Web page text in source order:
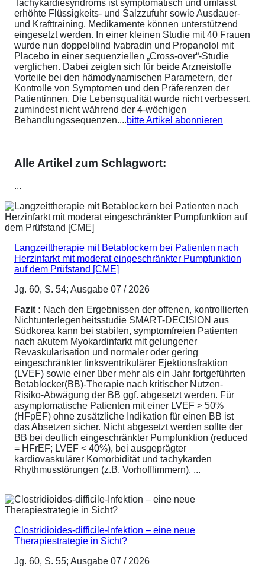
Tachykardiesyndroms ist symptomatisch und umfasst
erhöhte Flüssigkeits- und Salzzufuhr sowie Ausdauer-
und Krafttraining. Medikamente können unterstützend
eingesetzt werden. In einer kleinen Studie mit 40 Frauen
wurde nun doppelblind Ivabradin und Propanolol mit
Placebo in einer sequenziellen „Cross-over“-Studie
verglichen. Dabei zeigten sich für beide Arzneistoffe
Vorteile bei den hämodynamischen Parametern, der
Kontrolle von Symptomen und den Präferenzen der
Patientinnen. Die Lebensqualität wurde nicht verbessert,
zumindest nicht während der 4-wöchigen
Behandlungssequenzen....bitte Artikel abonnieren
Alle Artikel zum Schlagwort:
...
Langzeittherapie mit Betablockern bei Patienten nach
Herzinfarkt mit moderat eingeschränkter Pumpfunktion
auf dem Prüfstand [CME]
Jg. 60, S. 54; Ausgabe 07 / 2026
Fazit : Nach den Ergebnissen der offenen, kontrollierten
Nichtunterlegenheitsstudie SMART-DECISION aus
Südkorea kann bei stabilen, symptomfreien Patienten
nach akutem Myokardinfarkt mit gelungener
Revaskularisation und normaler oder gering
eingeschränkter linksventrikulärer Ejektionsfraktion
(LVEF) sowie einer über mehr als ein Jahr fortgeführten
Betablocker(BB)-Therapie nach kritischer Nutzen-
Risiko-Abwägung der BB ggf. abgesetzt werden. Für
asymptomatische Patienten mit einer LVEF > 50%
(HFpEF) ohne zusätzliche Indikation für einen BB ist
das Absetzen sicher. Nicht abgesetzt werden sollte der
BB bei deutlich eingeschränkter Pumpfunktion (reduced
= HFrEF; LVEF < 40%), bei ausgeprägter
kardiovaskulärer Komorbidität und tachykarden
Rhythmusstörungen (z.B. Vorhofflimmern). ...
Clostridioides-difficile-Infektion – eine neue
Therapiestrategie in Sicht?
Jg. 60, S. 55; Ausgabe 07 / 2026